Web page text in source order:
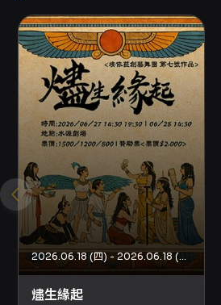
尷尬或緊繃的對話之後，去
訊號，並鼓勵在場的每一位
的關係網絡中，尚未說出口
話。 聚集創作坊以跨領域、
名，這次作品延續團隊以「
創作的方法，藉由簡潔的舞
的細緻配合，讓生活場景在
詩性。從聲音設計到燈光執
的外在裝飾呈現最飽滿的內
集中於人物間的互動與話語
單顯示製作包含多面向的專
燈光、服化、音樂設計與聲
細緻情感層次提供支持。 對
戲提供一個反思與對話的公
女、父母，或是曾經在家庭
解的人，都能在劇中找到共鳴
2026.06.18 (四) - 2026.06.18 (四)
燼生緣起